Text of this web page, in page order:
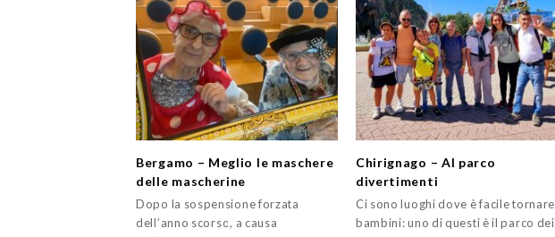
Bergamo – Meglio le maschere
delle mascherine
Dopo la sospensione forzata
dell’anno scorso, a causa
Chirignago – Al parco
divertimenti
Ci sono luoghi dove è facile tornare
bambini: uno di questi è il parco dei